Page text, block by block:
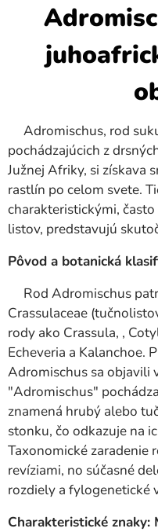
Adromischus, rod
pochádzajúcich z
Južnej Afriky, si získava
rastlín po celom svete.
charakteristickými,
listov, predstavujú
Pôvod a botanická
Rod Adromischus
Crassulaceae
rody ako Crassula, ,
Echeveria a Kalanchoe.
Adromischus sa objavili
"Adromischus"
znamená hrubý alebo
stonku, čo odkazuje na
Taxonomické zaradenie
revíziami, no súčasné
rozdiely a fylogenetické
Charakteristické